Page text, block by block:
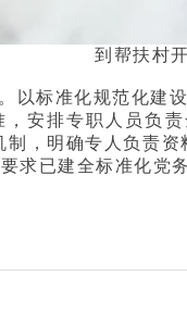
到帮扶村
以标准化规范化建
安排专职人员负
制，明确专人负责
求已建全标准化党